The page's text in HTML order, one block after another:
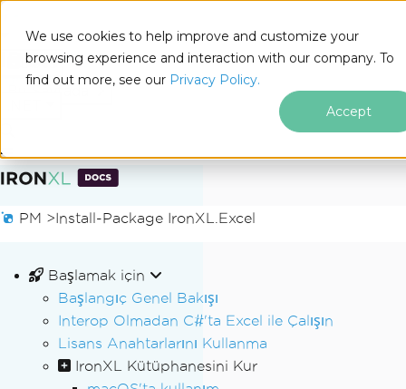
We use cookies to help improve and customize your
browsing experience and interaction with our company. To
find out more, see our Privacy Policy.
Accept
Altbilgi içeriğine atla
Docs
PM >Install-Package IronXL.Excel
Başlamak için
Başlangıç Genel Bakışı
Interop Olmadan C#'ta Excel ile Çalışın
Lisans Anahtarlarını Kullanma
IronXL Kütüphanesini Kur